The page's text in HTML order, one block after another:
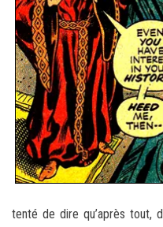
tenté de dire qu’après tout,